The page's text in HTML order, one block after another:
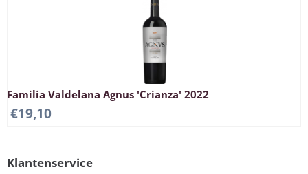
Familia Valdelana Agnus 'Crianza' 2022
€19,10
Klantenservice